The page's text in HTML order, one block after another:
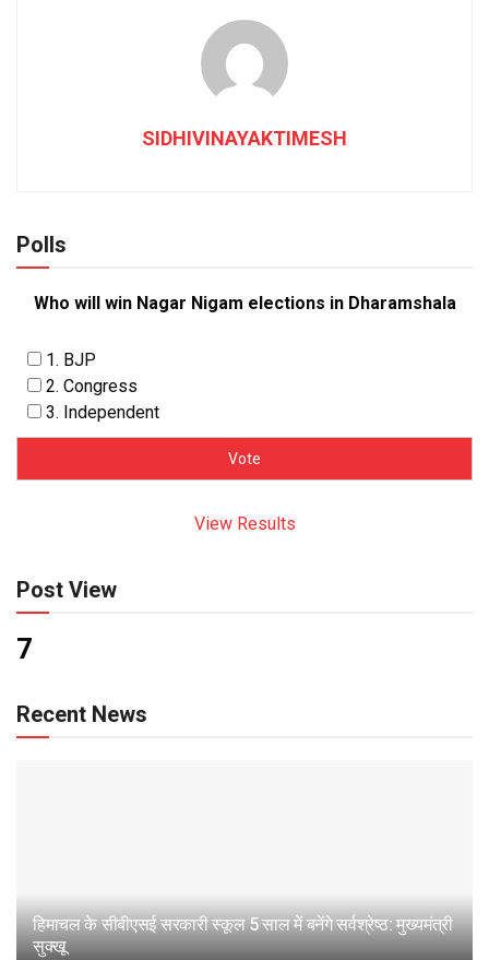
SIDHIVINAYAKTIMESH
Polls
Who will win Nagar Nigam elections in Dharamshala
1. BJP
2. Congress
3. Independent
View Results
Post View
7
Recent News
हिमाचल के सीबीएसई सरकारी स्कूल 5 साल में बनेंगे सर्वश्रेष्ठ: मुख्यमंत्री
सुक्खू